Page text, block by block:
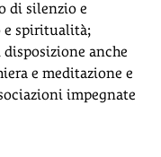
di silenzio e
e spiritualità;
anche
e meditazione e
impegnate